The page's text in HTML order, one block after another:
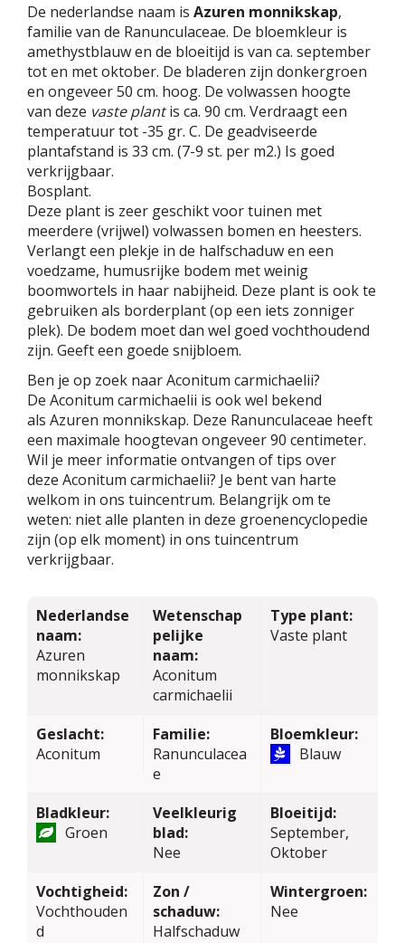
De nederlandse naam is Azuren monnikskap,
familie van de Ranunculaceae. De bloemkleur is
amethystblauw en de bloeitijd is van ca. september
tot en met oktober. De bladeren zijn donkergroen
en ongeveer 50 cm. hoog. De volwassen hoogte
van deze vaste plantis ca. 90 cm. Verdraagt een
temperatuur tot -35 gr. C. De geadviseerde
plantafstand is 33 cm. (7-9 st. per m2.) Is goed
verkrijgbaar.
Bosplant.
Deze plant is zeer geschikt voor tuinen met
meerdere (vrijwel) volwassen bomen en heesters.
Verlangt een plekje in de halfschaduw en een
voedzame, humusrijke bodem met weinig
boomwortels in haar nabijheid. Deze plant is ook te
gebruiken als borderplant (op een iets zonniger
plek). De bodem moet dan wel goed vochthoudend
zijn. Geeft een goede snijbloem.
Ben je op zoek naar Aconitum carmichaelii?
De Aconitum carmichaelii is ook wel bekend
als Azuren monnikskap. Deze Ranunculaceae heeft
een maximale hoogtevan ongeveer 90 centimeter.
Wil je meer informatie ontvangen of tips over
deze Aconitum carmichaelii? Je bent van harte
welkom in ons tuincentrum. Belangrijk om te
weten: niet alle planten in deze groenencyclopedie
zijn (op elk moment) in ons tuincentrum
verkrijgbaar.
Nederlandse
naam:
Azuren
monnikskap
Wetenschap
pelijke
naam:
Aconitum
carmichaelii
Type plant:
Vaste plant
Geslacht:
Aconitum
Familie:
Ranunculacea
e
Bloemkleur:
Blauw
Bladkleur:
Groen
Veelkleurig
blad:
Nee
Bloeitijd:
September,
Oktober
Vochtigheid:
Vochthouden
d
Zon /
schaduw:
Halfschaduw
Wintergroen:
Nee